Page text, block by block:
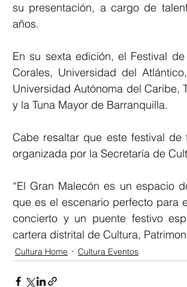
su presentación, a cargo de
años.
En su sexta edición, el Festival
Corales, Universidad del
Universidad Autónoma del Caribe,
y la Tuna Mayor de Barranquilla.
Cabe resaltar que este festival
organizada por la Secretaría de
“El Gran Malecón es un espacio
que es el escenario perfecto para
concierto y un puente festivo
cartera distrital de Cultura,
Cultura Home Cultura Eventos